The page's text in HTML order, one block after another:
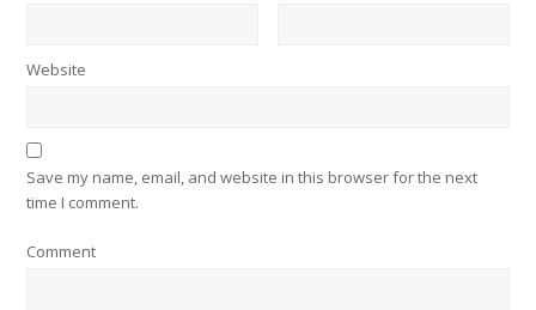
Website
Save my name, email, and website in this browser for the next
time I comment.
Comment